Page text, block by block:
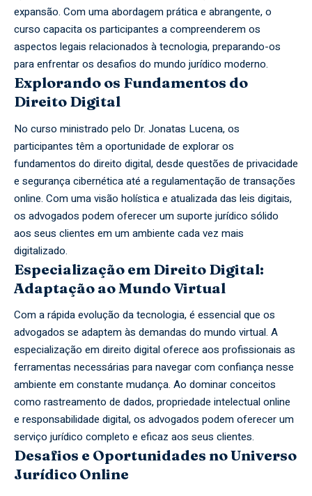
expansão. Com uma abordagem prática e abrangente, o
curso capacita os participantes a compreenderem os
aspectos legais relacionados à tecnologia, preparando-os
para enfrentar os desafios do mundo jurídico moderno.
Explorando os Fundamentos do
Direito Digital
No curso ministrado pelo Dr. Jonatas Lucena, os
participantes têm a oportunidade de explorar os
fundamentos do direito digital, desde questões de privacidade
e segurança cibernética até a regulamentação de transações
online. Com uma visão holística e atualizada das leis digitais,
os advogados podem oferecer um suporte jurídico sólido
aos seus clientes em um ambiente cada vez mais
digitalizado.
Especialização em Direito Digital:
Adaptação ao Mundo Virtual
Com a rápida evolução da tecnologia, é essencial que os
advogados se adaptem às demandas do mundo virtual. A
especialização em direito digital oferece aos profissionais as
ferramentas necessárias para navegar com confiança nesse
ambiente em constante mudança. Ao dominar conceitos
como rastreamento de dados, propriedade intelectual online
e responsabilidade digital, os advogados podem oferecer um
serviço jurídico completo e eficaz aos seus clientes.
Desafios e Oportunidades no Universo
Jurídico Online